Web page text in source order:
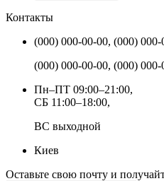
Контакты
(000) 000-00-00, (000) 000-
(000) 000-00-00, (000) 000-
Пн–ПТ 09:00–21:00,
СБ 11:00–18:00,
ВС выходной
Киев
Оставьте свою почту и